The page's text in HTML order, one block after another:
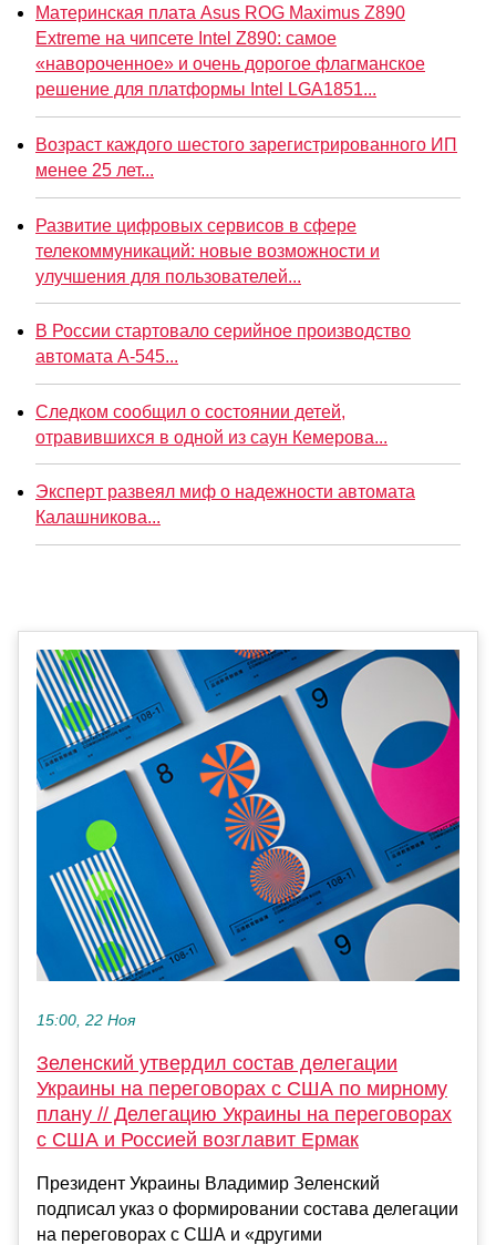
Материнская плата Asus ROG Maximus Z890
Extreme на чипсете Intel Z890: самое
«навороченное» и очень дорогое флагманское
решение для платформы Intel LGA1851...
Возраст каждого шестого зарегистрированного ИП
менее 25 лет...
Развитие цифровых сервисов в сфере
телекоммуникаций: новые возможности и
улучшения для пользователей...
В России стартовало серийное производство
автомата А-545...
Следком сообщил о состоянии детей,
отравившихся в одной из саун Кемерова...
Эксперт развеял миф о надежности автомата
Калашникова...
15:00, 22 Ноя
Зеленский утвердил состав делегации
Украины на переговорах с США по мирному
плану // Делегацию Украины на переговорах
с США и Россией возглавит Ермак
Президент Украины Владимир Зеленский
подписал указ о формировании состава делегации
на переговорах с США и «другими